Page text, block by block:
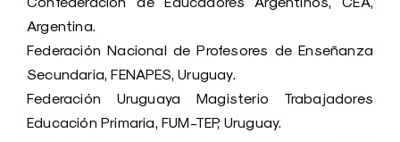
Argentina.
Federación Nacional de Profesores de Enseñanza
Secundaria, FENAPES, Uruguay.
Federación Uruguaya Magisterio Trabajadores
Educación Primaria, FUM-TEP, Uruguay.